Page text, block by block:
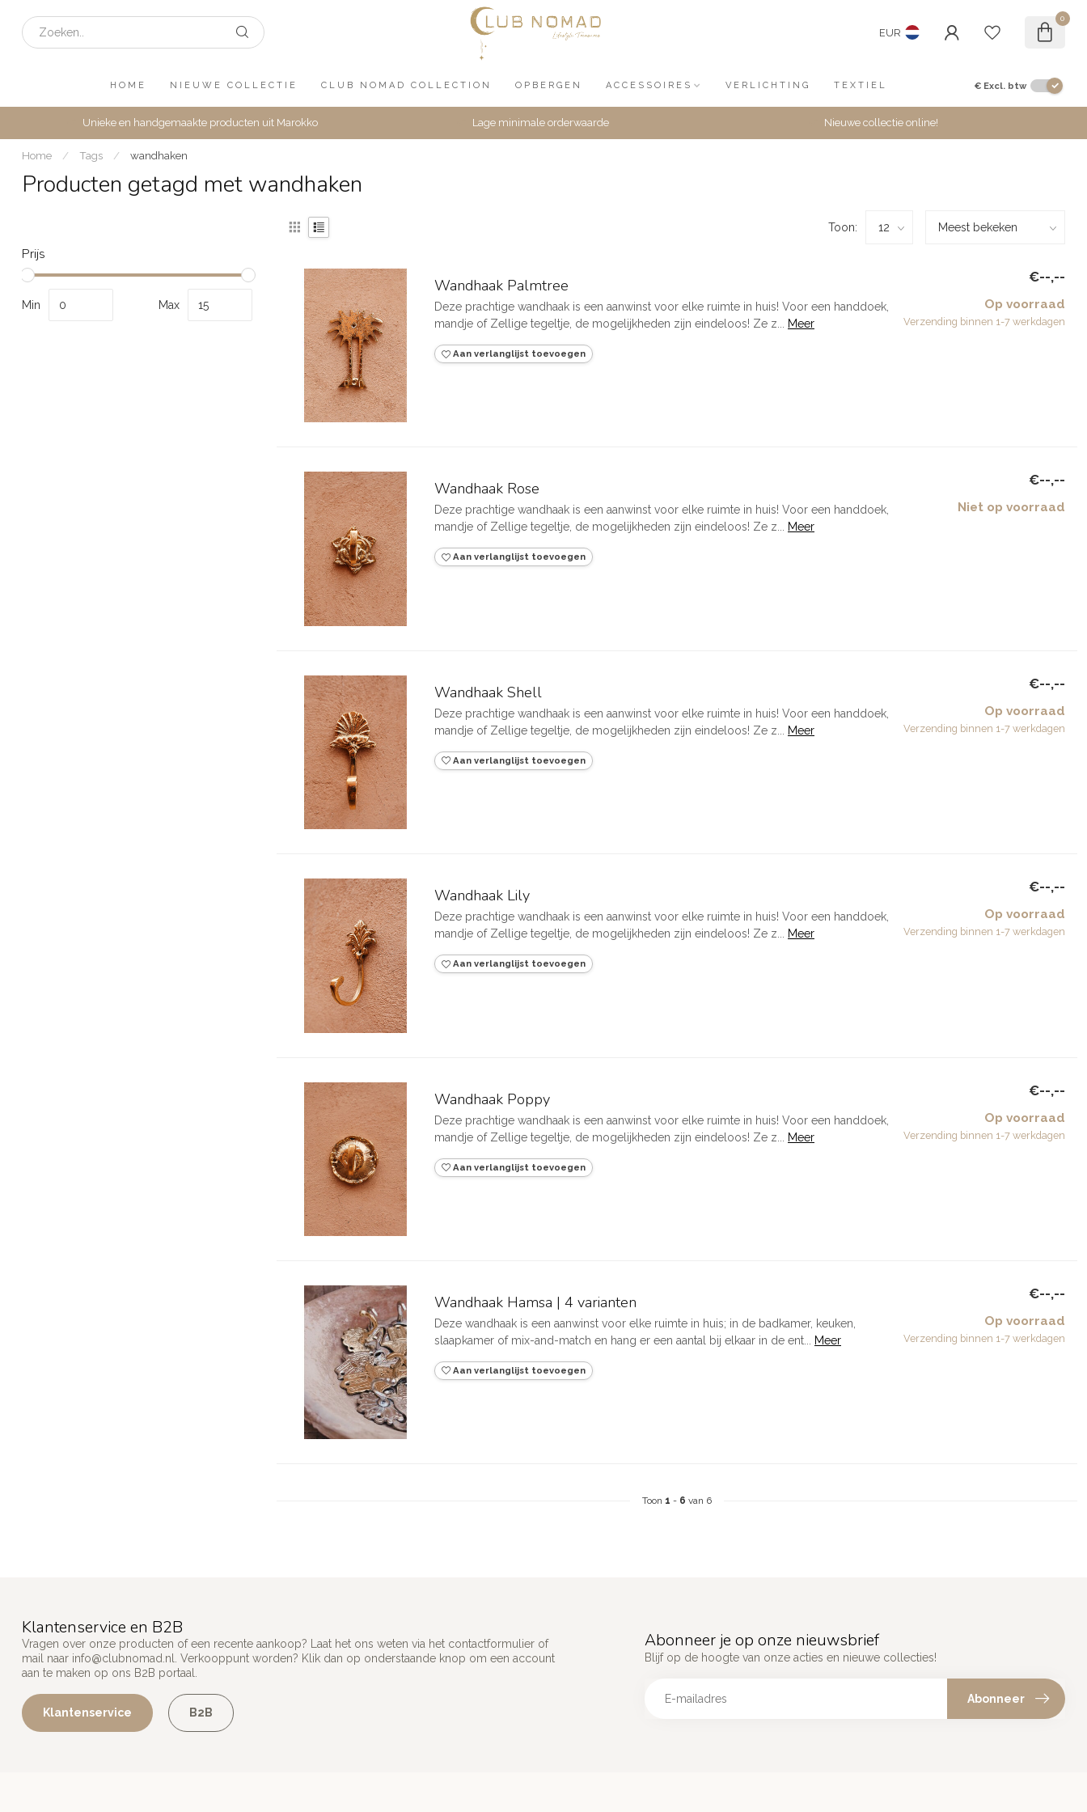
EUR
0
HOME NIEUWE COLLECTIE CLUB NOMAD COLLECTION OPBERGEN ACCESSOIRES VERLICHTING TEXTIEL € Excl. btw
Unieke en handgemaakte producten uit Marokko Lage minimale orderwaarde Nieuwe collectie online!
Home / Tags / wandhaken
Producten getagd met wandhaken
Prijs
Min Max
Toon:
Wandhaak Palmtree
Deze prachtige wandhaak is een aanwinst voor elke ruimte in huis! Voor een handdoek,
mandje of Zellige tegeltje, de mogelijkheden zijn eindeloos! Ze z...
Meer
Aan verlanglijst toevoegen
€--,--
Op voorraad
Verzending binnen 1-7 werkdagen
Wandhaak Rose
Deze prachtige wandhaak is een aanwinst voor elke ruimte in huis! Voor een handdoek,
mandje of Zellige tegeltje, de mogelijkheden zijn eindeloos! Ze z... Meer
Aan verlanglijst toevoegen
€--,--
Niet op voorraad
Wandhaak Shell
Deze prachtige wandhaak is een aanwinst voor elke ruimte in huis! Voor een handdoek,
mandje of Zellige tegeltje, de mogelijkheden zijn eindeloos! Ze z...
Meer
Aan verlanglijst toevoegen
€--,--
Op voorraad
Verzending binnen 1-7 werkdagen
Wandhaak Lily
Deze prachtige wandhaak is een aanwinst voor elke ruimte in huis! Voor een handdoek,
mandje of Zellige tegeltje, de mogelijkheden zijn eindeloos! Ze z...
Meer
Aan verlanglijst toevoegen
€--,--
Op voorraad
Verzending binnen 1-7 werkdagen
Wandhaak Poppy
Deze prachtige wandhaak is een aanwinst voor elke ruimte in huis! Voor een handdoek,
mandje of Zellige tegeltje, de mogelijkheden zijn eindeloos! Ze z...
Meer
Aan verlanglijst toevoegen
€--,--
Op voorraad
Verzending binnen 1-7 werkdagen
Wandhaak Hamsa | 4 varianten
Deze wandhaak is een aanwinst voor elke ruimte in huis; in de badkamer, keuken,
slaapkamer of mix-and-match en hang er een aantal bij elkaar in de ent...
Meer
Aan verlanglijst toevoegen
€--,--
Op voorraad
Verzending binnen 1-7 werkdagen
Toon 1 - 6 van 6
Klantenservice en B2B
Vragen over onze producten of een recente aankoop? Laat het ons weten via het contactformulier of
mail naar info@clubnomad.nl. Verkooppunt worden? Klik dan op onderstaande knop om een account
aan te maken op ons B2B portaal.
Klantenservice B2B
Abonneer je op onze nieuwsbrief
Blijf op de hoogte van onze acties en nieuwe collecties!
Abonneer